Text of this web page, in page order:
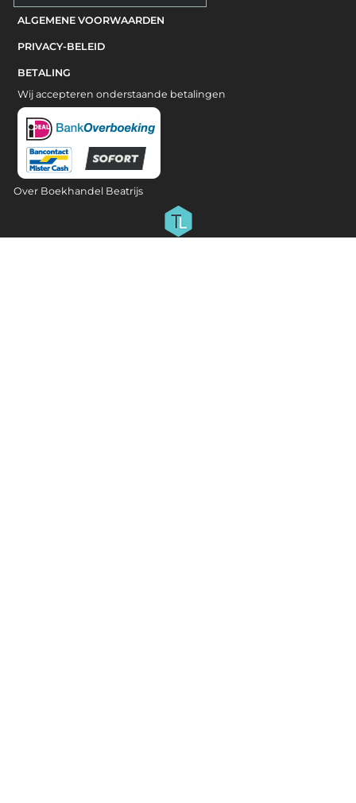
ALGEMENE VOORWAARDEN
PRIVACY-BELEID
BETALING
Wij accepteren onderstaande betalingen
Over Boekhandel Beatrijs